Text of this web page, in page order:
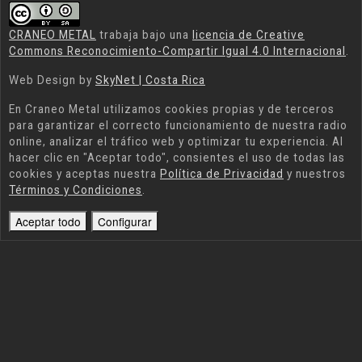
CRANEO METAL trabaja bajo una
licencia de Creative
Commons Reconocimiento-Compartir Igual 4.0 Internacional .
Web Design by SkyNet | Costa Rica
En Craneo Metal
utilizamos cookies propias y de terceros
para garantizar el correcto funcionamiento de nuestra radio
online, analizar el tráfico web y optimizar tu experiencia. Al
hacer clic en "Aceptar todo", consientes el uso de todas las
cookies y aceptas nuestra Política de Privacidad y nuestros
Términos y Condiciones.
Aceptar todo Configurar